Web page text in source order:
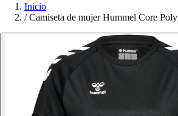
Inicio
/ Camiseta de mujer Hummel Core Poly